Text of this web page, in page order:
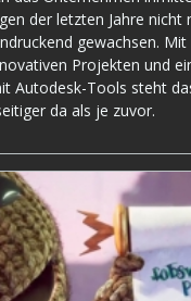
der letzten Jahre nicht
gewachsen. Mit
Projekten und
Autodesk-Tools steht
da als je zuvor.